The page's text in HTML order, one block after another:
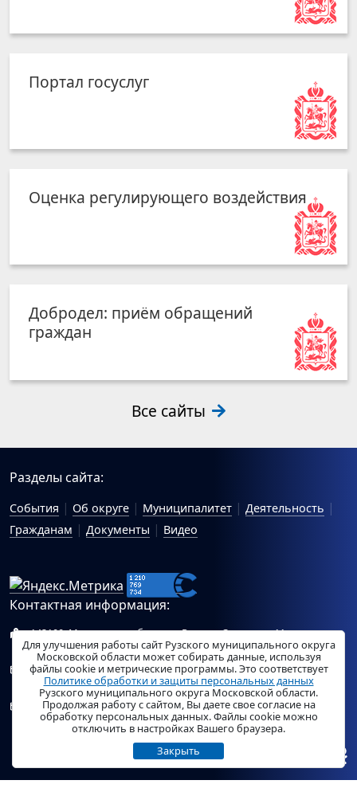
Портал госуслуг
Оценка регулирующего воздействия
Добродел: приём обращений
граждан
Все сайты
Разделы сайта:
События Об округе Муниципалитет
Деятельность
Гражданам
Документы Видео
Контактная информация:
143100, Московская область, г.Руза, ул.Солнцева, 11
Схема проезда
Общий отдел Администрации Рузского муниципального
округа:ruza_region_ruza@mosreg.ru.
Отдел по работе с обращениями граждан Администрации
Рузского муниципального округа:ruza_og_argo@mosreg.ru
Для улучшения работы сайт Рузского муниципального округа
Московской области может собирать данные, используя
файлы cookie и метрические программы. Это соответствует
Политике обработки и защиты персональных данных
Рузского муниципального округа Московской области.
Продолжая работу с сайтом, Вы даете свое согласие на
обработку персональных данных. Файлы cookie можно
отключить в настройках Вашего браузера.
Закрыть